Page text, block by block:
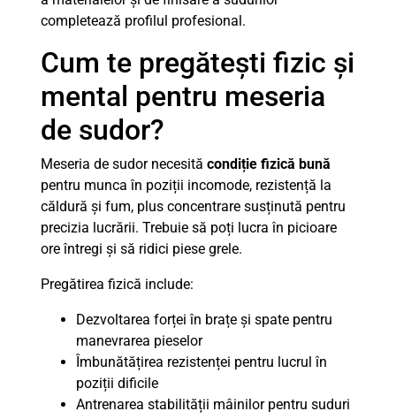
completează profilul profesional.
Cum te pregătești fizic și
mental pentru meseria
de sudor?
Meseria de sudor necesită condiție fizică bună
pentru munca în poziții incomode, rezistență la
căldură și fum, plus concentrare susținută pentru
precizia lucrării. Trebuie să poți lucra în picioare
ore întregi și să ridici piese grele.
Pregătirea fizică include:
Dezvoltarea forței în brațe și spate pentru
manevrarea pieselor
Îmbunătățirea rezistenței pentru lucrul în
poziții dificile
Antrenarea stabilității mâinilor pentru suduri